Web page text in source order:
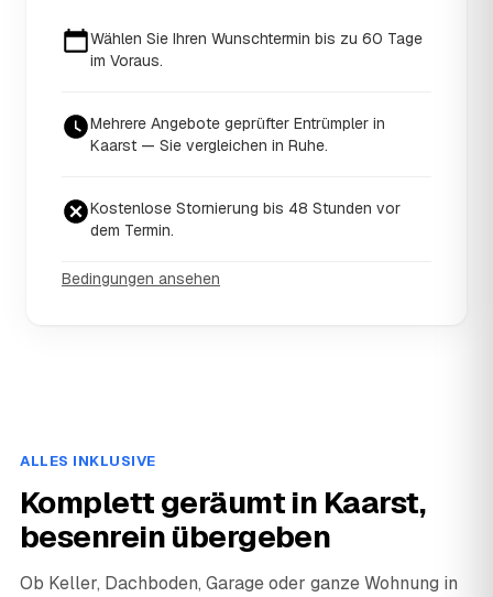
Wählen Sie Ihren Wunschtermin bis zu 60 Tage
im Voraus.
Mehrere Angebote geprüfter Entrümpler in
Kaarst — Sie vergleichen in Ruhe.
Kostenlose Stornierung bis 48 Stunden vor
dem Termin.
Bedingungen ansehen
ALLES INKLUSIVE
Komplett geräumt in Kaarst,
besenrein übergeben
Ob Keller, Dachboden, Garage oder ganze Wohnung in